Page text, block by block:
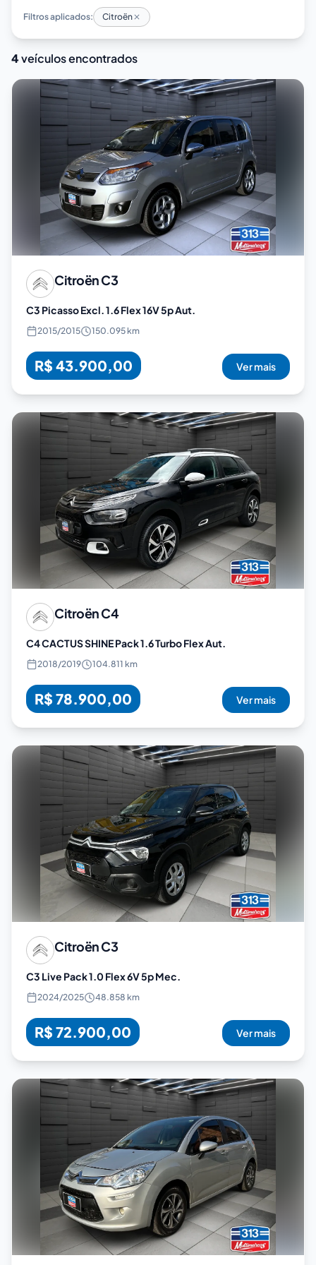
Filtros aplicados: Citroën
4veículos encontrados
CitroënC3
C3 Picasso Excl. 1.6 Flex 16V 5p Aut.
2015/2015 150.095 km
R$ 43.900,00 Ver mais
CitroënC4
C4 CACTUS SHINE Pack 1.6 Turbo Flex Aut.
2018/2019 104.811 km
R$ 78.900,00 Ver mais
CitroënC3
C3 Live Pack 1.0 Flex 6V 5p Mec.
2024/2025 48.858 km
R$ 72.900,00 Ver mais